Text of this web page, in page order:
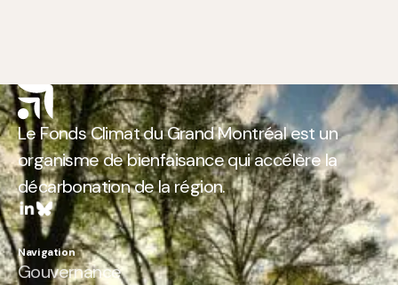
Le Fonds Climat du Grand Montréal est un
organisme de bienfaisance qui accélère la
décarbonation de la région.
Navigation
Gouvernance